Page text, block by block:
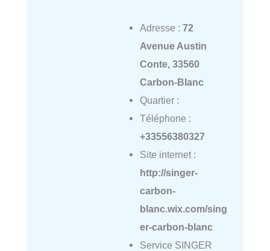
Adresse : 72
Avenue Austin
Conte, 33560
Carbon-Blanc
Quartier :
Téléphone :
+33556380327
Site internet :
http://singer-
carbon-
blanc.wix.com/sing
er-carbon-blanc
Service SINGER